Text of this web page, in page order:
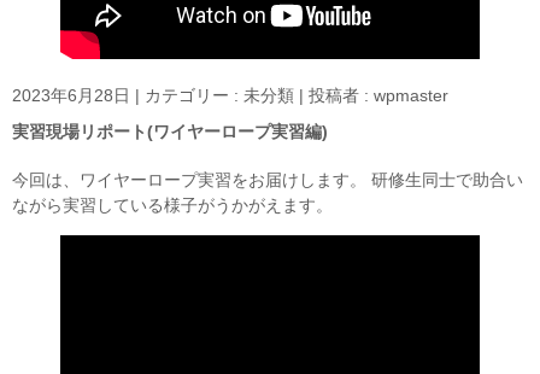
2023年6月28日 | カテゴリー : 未分類 | 投稿者 : wpmaster
実習現場リポート(ワイヤーロープ実習編)
今回は、ワイヤーロープ実習をお届けします。 研修生同士で助合い
ながら実習している様子がうかがえます。